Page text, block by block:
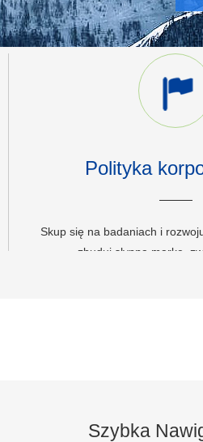
Polityka
Skup się na badaniach i
zbuduj słynną markę,
Szybka